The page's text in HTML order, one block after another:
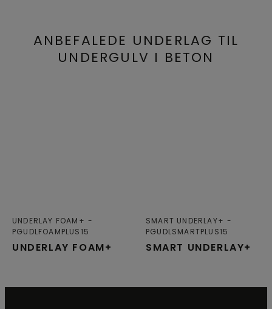
ANBEFALEDE UNDERLAG TIL
UNDERGULV I BETON
UNDERLAY FOAM+
UNDERLAY FOAM+
PGUDLFOAMPLUS15
SMART UNDERLAY+
SMART UNDERLAY+
PGUDLSMARTPLUS15